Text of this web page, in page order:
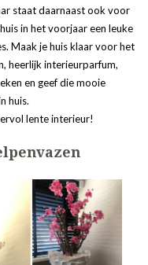
staat daarnaast ook voor
in het voorjaar een leuke
Maak je huis klaar voor het
heerlijk interieurparfum,
en geef die mooie
huis.
lente interieur!